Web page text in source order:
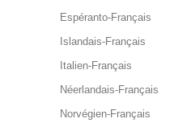
Espéranto-Français
Islandais-Français
Italien-Français
Néerlandais-Français
Norvégien-Français